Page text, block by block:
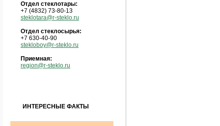
Отдел стеклотары:
+7 (4832) 73-80-13
steklotara@r-steklo.ru
Отдел стеклосырья:
+7 630-40-90
stekloboy@r-steklo.ru
Приемная:
region@r-steklo.ru
ИНТЕРЕСНЫЕ ФАКТЫ